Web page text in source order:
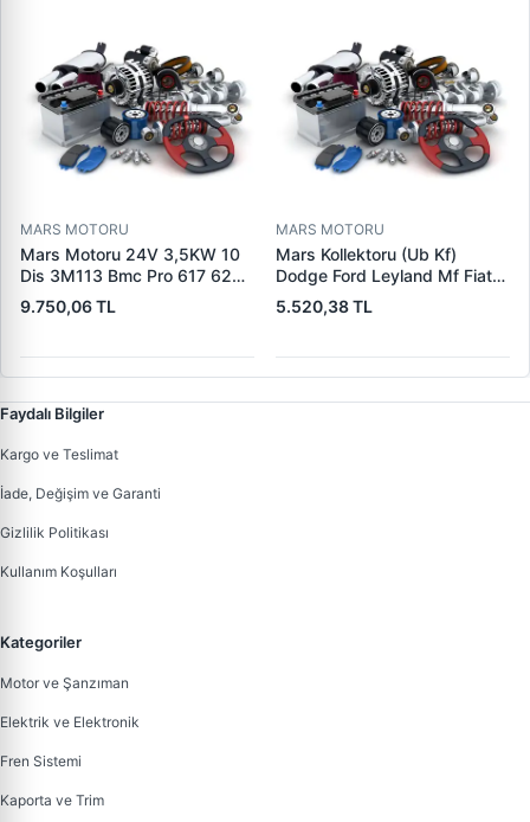
MARS MOTORU
Mars Motoru 24V 3,5KW 10
Dis 3M113 Bmc Pro 617 620
(619 240 36 619 240 46
Yerine) | LUCAS 619 241 46
9.750,06 TL
MARS MOTORU
Mars Kollektoru (Ub Kf)
Dodge Ford Leyland Mf Fiat
Trans | MAKO 72313941 |
OEM 72313941
5.520,38 TL
Faydalı Bilgiler
Kargo ve Teslimat
İade, Değişim ve Garanti
Gizlilik Politikası
Kullanım Koşulları
Kategoriler
Motor ve Şanzıman
Elektrik ve Elektronik
Fren Sistemi
Kaporta ve Trim